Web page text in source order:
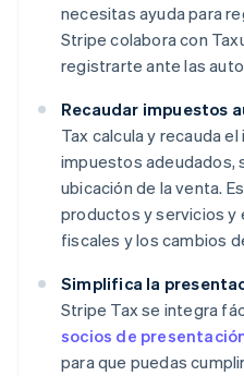
necesitas ayuda para
Stripe colabora con
registrarte ante las
Recaudar impuestos
Tax calcula y recauda
impuestos adeudados,
ubicación de la venta.
productos y servicios y
fiscales y los cambios
Simplifica la
Stripe Tax se integra
socios de
para que puedas